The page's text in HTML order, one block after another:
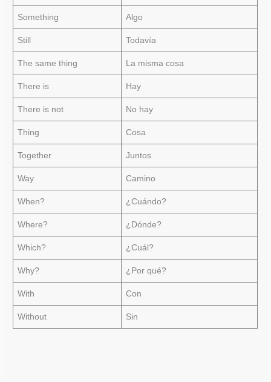
Something Algo
Still Todavía
The same thing La misma cosa
There is Hay
There is not No hay
Thing Cosa
Together Juntos
Way Camino
When? ¿Cuándo?
Where? ¿Dónde?
Which? ¿Cuál?
Why? ¿Por qué?
With Con
Without Sin